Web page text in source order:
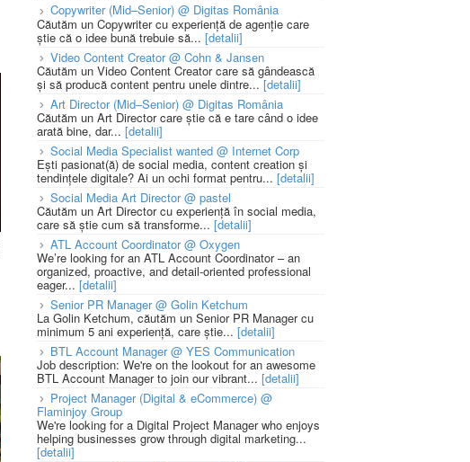
Copywriter (Mid–Senior) @ Digitas România
Căutăm un Copywriter cu experiență de agenție care
știe că o idee bună trebuie să... [detalii]
Video Content Creator @ Cohn & Jansen
Căutăm un Video Content Creator care să gândească
și să producă content pentru unele dintre...[detalii]
Art Director (Mid–Senior) @ Digitas România
Căutăm un Art Director care știe că e tare când o idee
arată bine, dar... [detalii]
Social Media Specialist wanted @ Internet Corp
Ești pasionat(ă) de social media, content creation și
tendințele digitale? Ai un ochi format pentru... [detalii]
Social Media Art Director @ pastel
Căutăm un Art Director cu experiență în social media,
care să știe cum să transforme... [detalii]
ATL Account Coordinator @ Oxygen
We’re looking for an ATL Account Coordinator – an
organized, proactive, and detail-oriented professional
eager... [detalii]
Senior PR Manager @ Golin Ketchum
La Golin Ketchum, căutăm un Senior PR Manager cu
minimum 5 ani experiență, care știe... [detalii]
BTL Account Manager @ YES Communication
Job description: We're on the lookout for an awesome
BTL Account Manager to join our vibrant... [detalii]
Project Manager (Digital & eCommerce) @
Flaminjoy Group
We're looking for a Digital Project Manager who enjoys
helping businesses grow through digital marketing...
[detalii]